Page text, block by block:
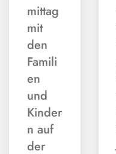
mittag
mit
den
Famili
en
und
Kinder
n auf
der